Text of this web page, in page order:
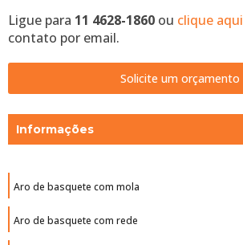
Ligue para 11 4628-1860 ou clique aqui
contato por email.
Solicite um orçamento
Informações
Aro de basquete com mola
Aro de basquete com rede